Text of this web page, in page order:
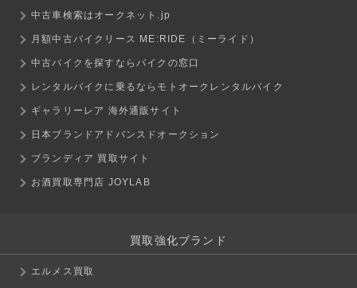
中古車検索はオークネット.jp
月額中古バイクリース ME:RIDE（ミーライド）
中古バイクを探すならバイクの窓口
レンタルバイクに乗るならモトオークレンタルバイク
ギャラリーレア 海外通販サイト
日本ブランドアドバンスドオークション
ブランディア 買取サイト
お酒買取専門店 JOYLAB
買取強化ブランド
エルメス買取